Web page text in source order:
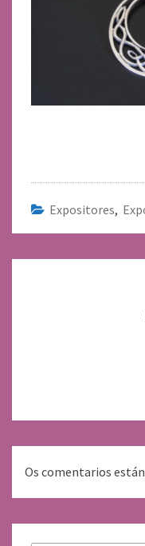
Expositores,
Os comentarios